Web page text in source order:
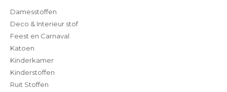
Damesstoffen
Deco & Interieur stof
Feest en Carnaval
Katoen
Kinderkamer
Kinderstoffen
Ruit Stoffen